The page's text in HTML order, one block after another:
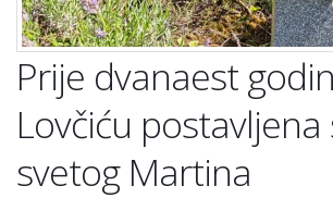
Prije dvanaest
Lovčiću
svetog Martina